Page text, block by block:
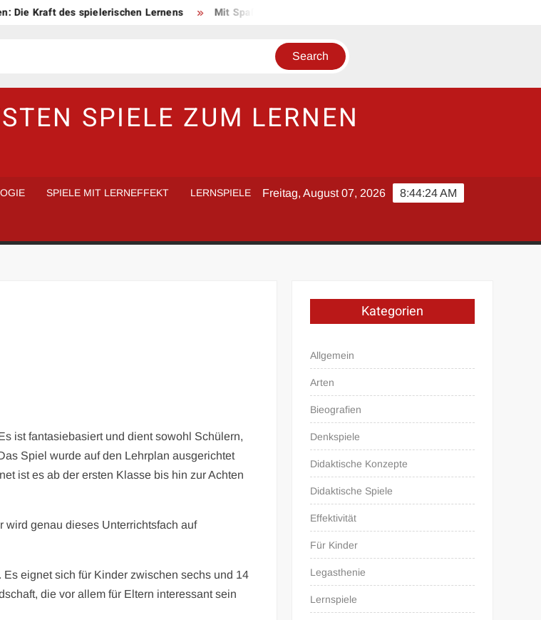
des spielerischen Lernens Mit Spaß zum Lernerfolg: Tipps für spielerisches Lernen im Studium
SPIELE ZUM LERNEN
SPIELE MIT LERNEFFEKT LERNSPIELE 8:44:25 AM
Freitag, August 07, 2026
ist fantasiebasiert und dient sowohl Schülern,
Spiel wurde auf den Lehrplan ausgerichtet
ist es ab der ersten Klasse bis hin zur Achten
wird genau dieses Unterrichtsfach auf
eignet sich für Kinder zwischen sechs und 14
die vor allem für Eltern interessant sein
Kategorien
Allgemein
Arten
Bieografien
Denkspiele
Didaktische Konzepte
Didaktische Spiele
Effektivität
Für Kinder
Legasthenie
Lernspiele